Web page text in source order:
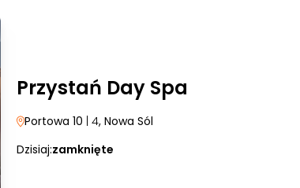
Przystań Day Spa
Portowa 10 | 4, Nowa Sól
Dzisiaj:zamknięte